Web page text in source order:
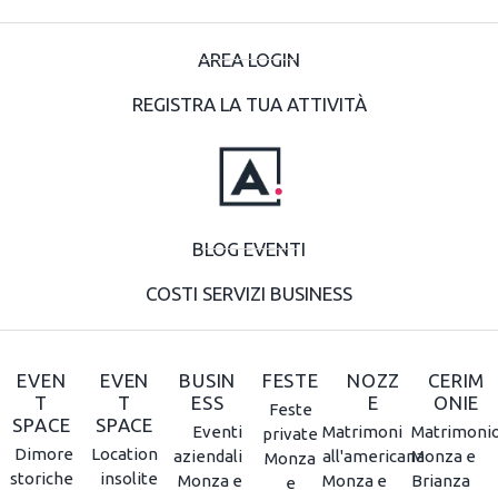
AREA LOGIN
REGISTRA LA TUA ATTIVITÀ
BLOG EVENTI
COSTI SERVIZI BUSINESS
EVEN
T
SPACE
Dimore
storiche
EVEN
T
SPACE
Location
insolite
BUSIN
ESS
Eventi
aziendali
Monza e
FESTE
Feste
private
Monza
e
NOZZ
E
Matrimoni
all'americana
Monza e
CERIM
ONIE
Monza e
Brianza